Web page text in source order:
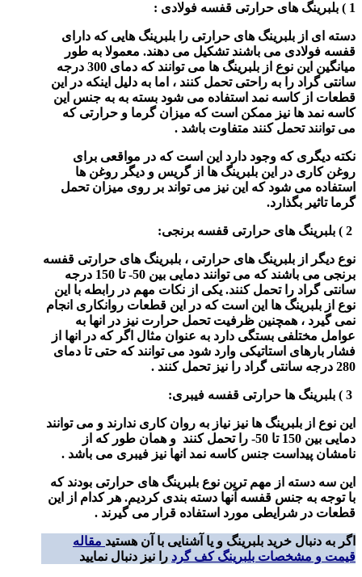
1 ) بلبرینگ های حرارتی قفسه فولادی :
دسته ای از بلبرینگ های حرارتی را بلبرینگ هایی که دارای
قفسه فولادی می باشند تشکیل می دهند. معمولا به طور
میانگین این نوع از بلبرینگ ها می توانند که دمای 300 درجه
سانتی گراد را به راحتی تحمل کنند ، اما به دلیل اینکه در این
قطعات از کاسه نمد استفاده می شود بسته به به جنس این
کاسه نمد ها نیز ممکن است که میزان گرما و حرارتی که
می توانند تحمل کنند متفاوت باشد .
نکته دیگری که وجود دارد این است که در مواقعی برای
روغن کاری در این بلبرینگ ها از گریس و دیگر روغن ها
استفاده می شود که این نیز می تواند بر روی میزان تحمل
گرما تاثیر بگذارد.
نوع دیگر از بلبرینگ های حرارتی ، بلبرینگ های حرارتی قفسه
برنجی می باشند که می توانند دمایی بین 50- تا 150 درجه
سانتی گراد را تحمل کنند. یکی از نکات مهم در رابطه با این
نوع از بلبرینگ ها این است که در این قطعات روانکاری انجام
نمی گیرد ، همچنین ظرفیت تحمل حرارت نیز در انها به
عوامل مختلفی بستگی دارد به عنوان مثال اگر که در انها از
فشار بارهای استاتیکی وارد شود می توانند که حتی تا دمای
280 درجه سانتی گراد را نیز تحمل کنند .
این نوع از بلبرینگ ها نیز نیاز به روان کاری ندارند و می توانند
دمایی بین 150 تا 50- را تحمل کنند و همان طور که از
نامشان پیداست جنس کاسه نمد انها نیز فیبری می باشد .
این سه دسته از مهم ترین نوع بلبرینگ های حرارتی بودند که
با توجه به جنس قفسه آنها دسته بندی کردیم. هر کدام از این
قطعات در شرایطی مورد استفاده قرار می گیرند .
اگر به دنبال خرید بلبرینگ و یا آشنایی با آن هستید مقاله
قیمت و مشخصات بلبرینگ کف گرد را نیز دنبال نمایید